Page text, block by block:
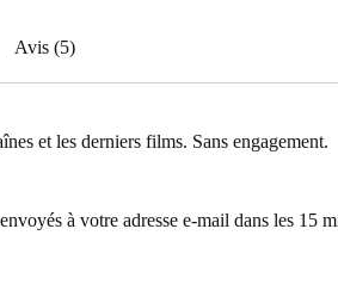
Avis (5)
et les derniers films. Sans engagement.
à votre adresse e-mail dans les 15